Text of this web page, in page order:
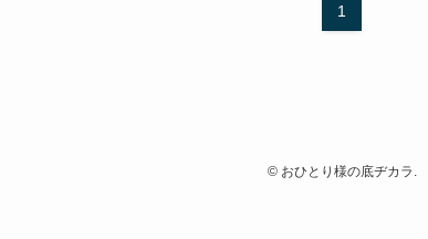
1
©おひとり様の底ヂカラ.